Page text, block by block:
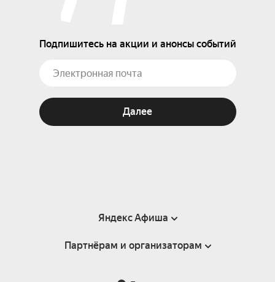
Подпишитесь на акции и анонсы событий
Далее
Яндекс Афиша
Справка
Партнёрам и организаторам